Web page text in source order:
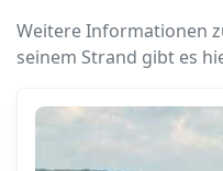
Weitere Informationen
seinem Strand gibt es